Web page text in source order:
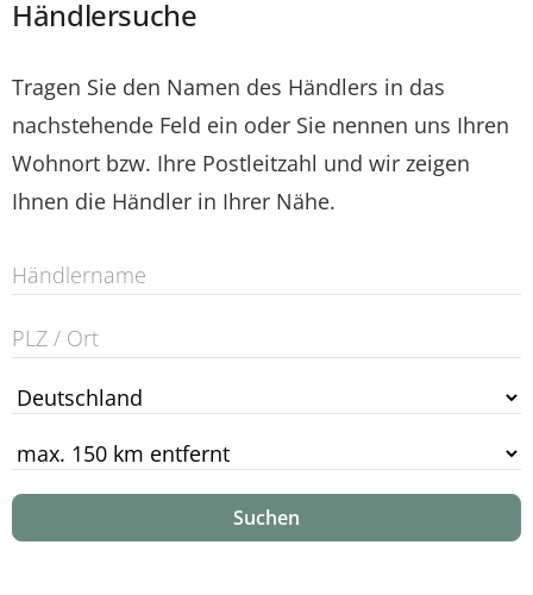
Händlersuche
Tragen Sie den Namen des Händlers in das
nachstehende Feld ein oder Sie nennen uns Ihren
Wohnort bzw. Ihre Postleitzahl und wir zeigen
Ihnen die Händler in Ihrer Nähe.
Suchen